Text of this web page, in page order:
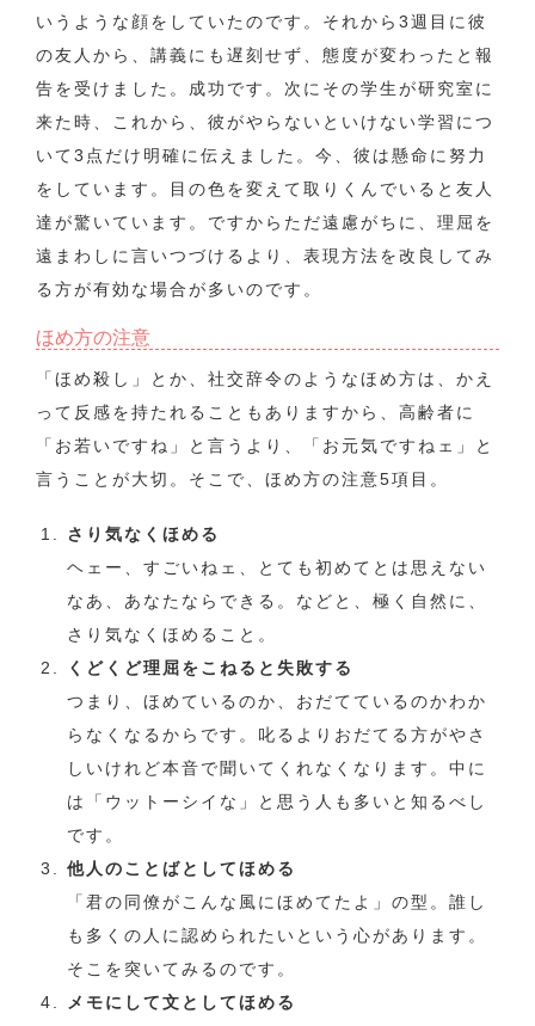
いうような顔をしていたのです。それから3週目に彼
の友人から、講義にも遅刻せず、態度が変わったと報
告を受けました。成功です。次にその学生が研究室に
来た時、これから、彼がやらないといけない学習につ
いて3点だけ明確に伝えました。今、彼は懸命に努力
をしています。目の色を変えて取りくんでいると友人
達が驚いています。ですからただ遠慮がちに、理屈を
遠まわしに言いつづけるより、表現方法を改良してみ
る方が有効な場合が多いのです。
ほめ方の注意
「ほめ殺し」とか、社交辞令のようなほめ方は、かえ
って反感を持たれることもありますから、高齢者に
「お若いですね」と言うより、「お元気ですねェ」と
言うことが大切。そこで、ほめ方の注意5項目。
さり気なくほめる
ヘェー、すごいねェ、とても初めてとは思えない
なあ、あなたならできる。などと、極く自然に、
さり気なくほめること。
くどくど理屈をこねると失敗する
つまり、ほめているのか、おだてているのかわか
らなくなるからです。叱るよりおだてる方がやさ
しいけれど本音で聞いてくれなくなります。中に
は「ウットーシイな」と思う人も多いと知るべし
です。
他人のことばとしてほめる
「君の同僚がこんな風にほめてたよ」の型。誰し
も多くの人に認められたいという心があります。
そこを突いてみるのです。
メモにして文としてほめる